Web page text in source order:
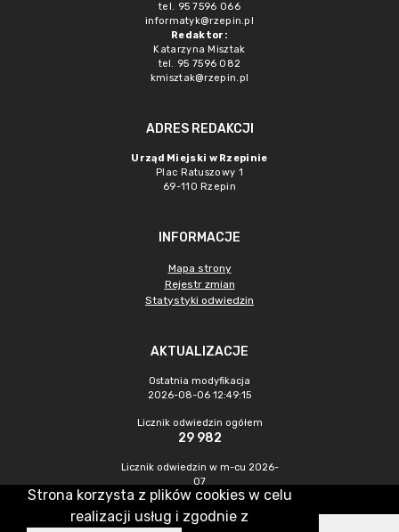
tel. 95 7596 066
informatyk@rzepin.pl
Redaktor:
Katarzyna Misztak
tel. 95 7596 082
kmisztak@rzepin.pl
ADRES REDAKCJI
Urząd Miejski w Rzepinie
Plac Ratuszowy 1
69-110 Rzepin
INFORMACJE
Mapa strony
Rejestr zmian
Statystyki odwiedzin
AKTUALIZACJE
Ostatnia modyfikacja
2026-08-06 12:49:15
Licznik odwiedzin ogółem
29 982
Licznik odwiedzin w m-cu 2026-
07
472
Strona korzysta z plików cookies w celu
realizacji usług i zgodnie z